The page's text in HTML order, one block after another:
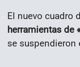
El nuevo cuadro
herramientas de
se suspendieron